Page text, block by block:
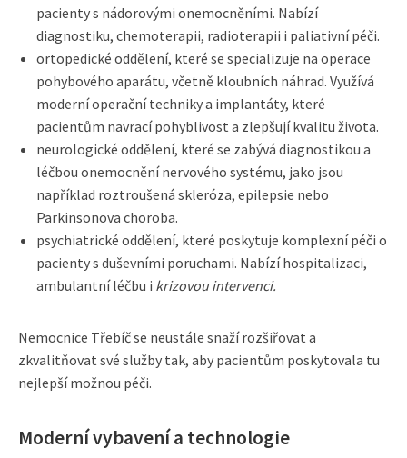
pacienty s nádorovými onemocněními. Nabízí
diagnostiku, chemoterapii, radioterapii i paliativní péči.
ortopedické oddělení, které se specializuje na operace
pohybového aparátu, včetně kloubních náhrad. Využívá
moderní operační techniky a implantáty, které
pacientům navrací pohyblivost a zlepšují kvalitu života.
neurologické oddělení, které se zabývá diagnostikou a
léčbou onemocnění nervového systému, jako jsou
například roztroušená skleróza, epilepsie nebo
Parkinsonova choroba.
psychiatrické oddělení, které poskytuje komplexní péči o
pacienty s duševními poruchami. Nabízí hospitalizaci,
ambulantní léčbu i krizovou intervenci.
Nemocnice Třebíč se neustále snaží rozšiřovat a
zkvalitňovat své služby tak, aby pacientům poskytovala tu
nejlepší možnou péči.
Moderní vybavení a technologie